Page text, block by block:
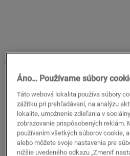
Áno… Používame súbory
Táto webová lokalita používa súbory
zážitku pri prehľadávaní, na analýzu
lokalite, umožnenie zdieľania v
zobrazovanie prispôsobených reklám.
používaním všetkých súborov cookie,
alebo môžete svoje nastavenia pre
nižšie uvedeného odkazu „Zmeniť